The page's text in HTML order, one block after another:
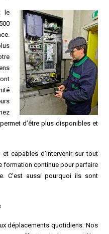
le
d’être plus disponibles et
capables d’intervenir sur tout
formation continue pour parfaire
C’est aussi pourquoi ils sont
déplacements quotidiens. Nos